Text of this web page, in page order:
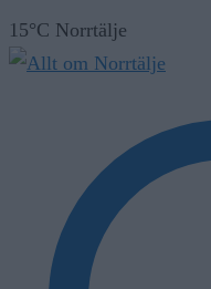
15°C Norrtälje